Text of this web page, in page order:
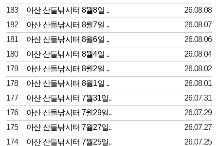
183
아산 산들낚시터 8월8일 ..
26.08.08
182
아산 산들낚시터 8월7일 ..
26.08.07
181
아산 산들낚시터 8월6일 ..
26.08.06
180
아산 산들낚시터 8월4일 ..
26.08.04
179
아산 산들낚시터 8월2일 ..
26.08.02
178
아산 산들낚시터 8월1일 ..
26.08.01
177
아산 산들낚시터 7월31일..
26.07.31
176
아산 산들낚시터 7월29일..
26.07.29
175
아산 산들낚시터 7월27일..
26.07.27
174
아산 산들낚시터 7월25일.. 26.07.25